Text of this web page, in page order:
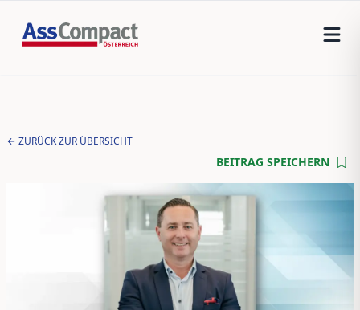
ZURÜCK ZUR ÜBERSICHT
BEITRAG SPEICHERN